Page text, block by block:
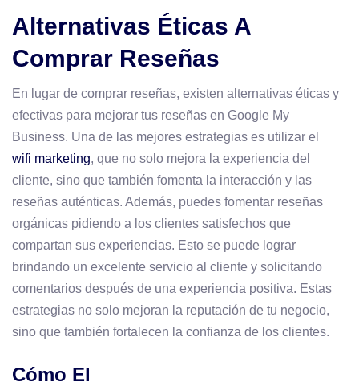
Alternativas Éticas A
Comprar Reseñas
En lugar de comprar reseñas, existen alternativas éticas y
efectivas para mejorar tus reseñas en Google My
Business. Una de las mejores estrategias es utilizar el
wifi marketing, que no solo mejora la experiencia del
cliente, sino que también fomenta la interacción y las
reseñas auténticas. Además, puedes fomentar reseñas
orgánicas pidiendo a los clientes satisfechos que
compartan sus experiencias. Esto se puede lograr
brindando un excelente servicio al cliente y solicitando
comentarios después de una experiencia positiva. Estas
estrategias no solo mejoran la reputación de tu negocio,
sino que también fortalecen la confianza de los clientes.
Cómo El